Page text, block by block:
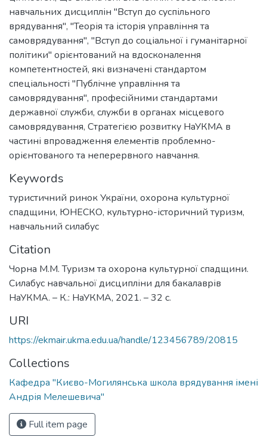
навчальних дисциплін "Вступ до суспільного
врядування", "Теорія та історія управління та
самоврядування", "Вступ до соціальної і гуманітарної
політики" орієнтований на вдосконалення
компетентностей, які визначені стандартом
спеціальності "Публічне управління та
самоврядування", професійними стандартами
державної служби, служби в органах місцевого
самоврядування, Стратегією розвитку НаУКМА в
частині впровадження елементів проблемно-
орієнтованого та неперервного навчання.
Keywords
туристичний ринок України, охорона культурної
спадщини, ЮНЕСКО, культурно-історичний туризм,
навчальний силабус
Citation
Чорна М.М. Туризм та охорона культурної спадщини.
Силабус навчальної дисципліни для бакалаврів
НаУКМА. – К.: НаУКМА, 2021. – 32 с.
URI
https://ekmair.ukma.edu.ua/handle/123456789/20815
Collections
Кафедра "Києво-Могилянська школа врядування імені
Андрія Мелешевича"
Full item page